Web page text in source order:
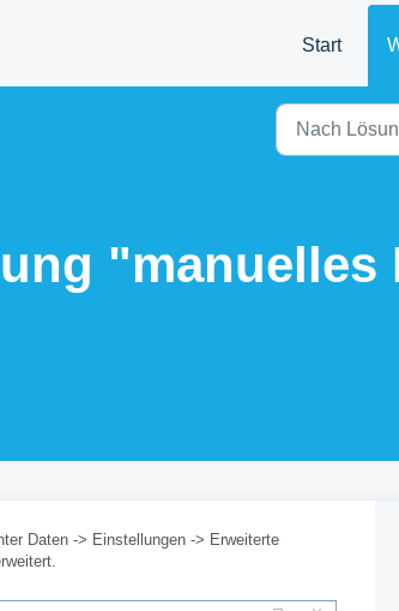
Start
"manuelles
Daten -> Einstellungen -> Erweiterte